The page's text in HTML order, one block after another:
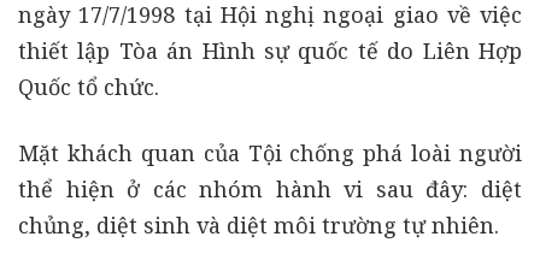
ngày 17/7/1998 tại Hội nghị ngoại giao về việc
thiết lập Tòa án Hình sự quốc tế do Liên Hợp
Quốc tổ chức.
Mặt khách quan của Tội chống phá loài người
thể hiện ở các nhóm hành vi sau đây: diệt
chủng, diệt sinh và diệt môi trường tự nhiên.